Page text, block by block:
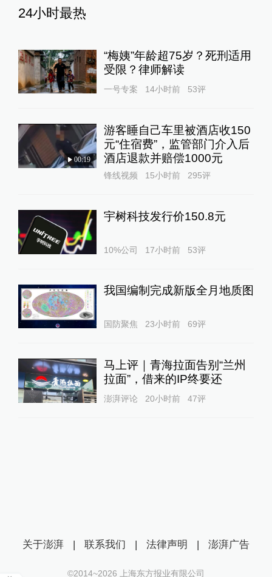
24小时最热
“梅姨”年龄超75岁？死刑适用
受限？律师解读
一号专案 14小时前 53评
00:19
游客睡自己车里被酒店收150
元“住宿费”，监管部门介入后
酒店退款并赔偿1000元
锋线视频 15小时前 295评
宇树科技发行价150.8元
10%公司 17小时前 53评
我国编制完成新版全月地质图
国防聚焦 23小时前 69评
马上评｜青海拉面告别“兰州
拉面”，借来的IP终要还
澎湃评论 20小时前 47评
关于澎湃 | 联系我们 | 法律声明 | 澎湃广告
©2014~2026 上海东方报业有限公司